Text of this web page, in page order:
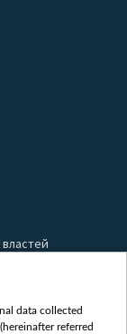
data collected
referred